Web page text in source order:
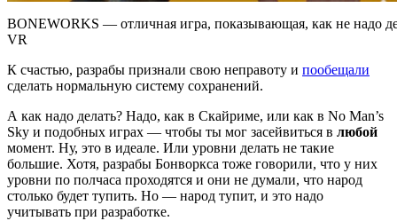
BONEWORKS — отличная игра, показывающая, как не надо
VR
К счастью, разрабы признали свою неправоту и пообещали
сделать нормальную систему сохранений.
А как надо делать? Надо, как в Скайриме, или как в No Man’s
Sky и подобных играх — чтобы ты мог засейвиться в любой
момент. Ну, это в идеале. Или уровни делать не такие
большие. Хотя, разрабы Бонворкса тоже говорили, что у них
уровни по полчаса проходятся и они не думали, что народ
столько будет тупить. Но — народ тупит, и это надо
учитывать при разработке.